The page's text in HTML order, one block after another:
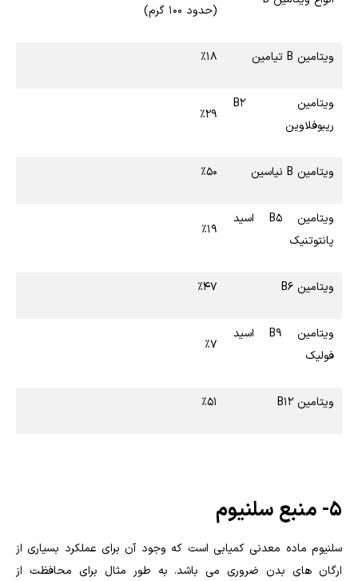
(حدود ۱۰۰ گرم)
ویتامین B تیامین ٪۱۸
ویتامین B۲
ریبوفلاوین
٪۲۹
ویتامین B نیاسین ٪۵۰
ویتامین B۵ اسید
پانتوتنیک
٪۱۹
ویتامین B۶ ٪۴۷
ویتامین B۹ اسید
فولیک
٪۷
ویتامین B۱۲ ٪۵۱
۵- منبع سلنیوم
سلنیوم ماده معدنی کمیابی است که وجود آن برای عملکرد بسیاری از
ارگان های بدن ضروری می باشد. به طور مثال برای محافظت از